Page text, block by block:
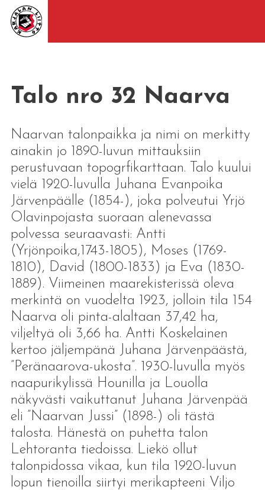
Talo nro 32 Naarva
Naarvan talonpaikka ja nimi on merkitty
ainakin jo 1890-luvun mittauksiin
perustuvaan topogrfikarttaan. Talo kuului
vielä 1920-luvulla Juhana Evanpoika
Järvenpäälle (1854-), joka polveutui Yrjö
Olavinpojasta suoraan alenevassa
polvessa seuraavasti: Antti
(Yrjönpoika,1743-1805), Moses (1769-
1810), David (1800-1833) ja Eva (1830-
1889). Viimeinen maarekisterissä oleva
merkintä on vuodelta 1923, jolloin tila 154
Naarva oli pinta-alaltaan 37,42 ha,
viljeltyä oli 3,66 ha. Antti Koskelainen
kertoo jäljempänä Juhana Järvenpäästä,
”Peränaarova-ukosta”. 1930-luvulla myös
naapurikylissä Hounilla ja Louolla
näkyvästi vaikuttanut Juhana Järvenpää
eli ”Naarvan Jussi” (1898-) oli tästä
talosta. Hänestä on puhetta talon
Lehtoranta tiedoissa. Liekö ollut
talonpidossa vikaa, kun tila 1920-luvun
lopun tienoilla siirtyi merikapteeni Viljo